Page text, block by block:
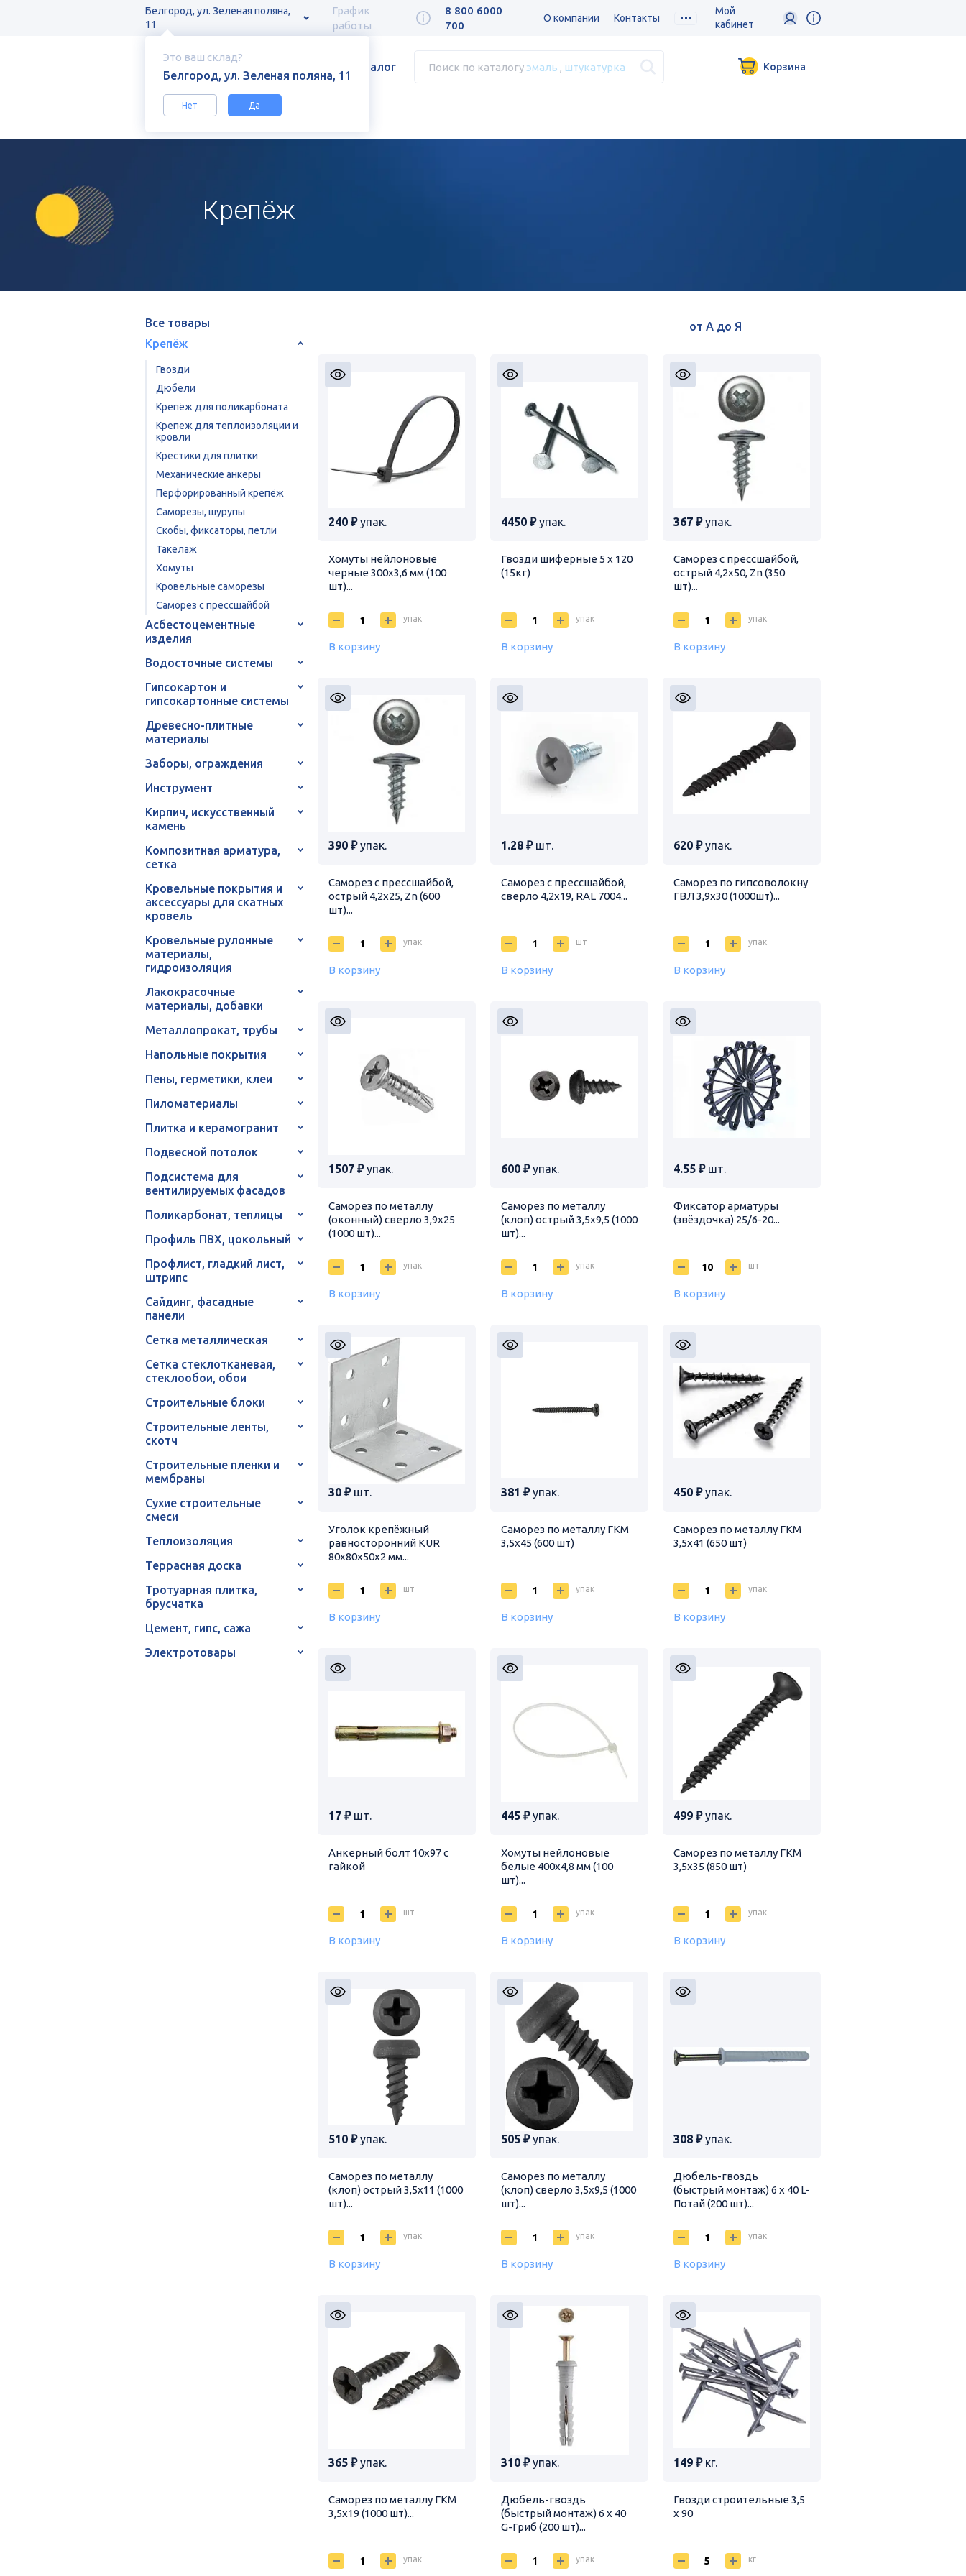
Это ваш склад?
Белгород, ул. Зеленая поляна, 11
Нет Да
Белгород, ул. Зеленая поляна,
11
График
работы
8 800 6000
700
О компании Контакты
Мой
кабинет
Каталог Поиск по каталогу эмаль штукатурка Корзина
Крепёж
Все товары
Крепёж
Гвозди
Дюбели
Крепёж для поликарбоната
Крепеж для теплоизоляции и
кровли
Крестики для плитки
Механические анкеры
Перфорированный крепёж
Саморезы, шурупы
Скобы, фиксаторы, петли
Такелаж
Хомуты
Кровельные саморезы
Саморез с прессшайбой
Асбестоцементные
изделия
Водосточные системы
Гипсокартон и
гипсокартонные системы
Древесно-плитные
материалы
Заборы, ограждения
Инструмент
Кирпич, искусственный
камень
Композитная арматура,
сетка
Кровельные покрытия и
аксессуары для скатных
кровель
Кровельные рулонные
материалы,
гидроизоляция
Лакокрасочные
материалы, добавки
Металлопрокат, трубы
Напольные покрытия
Пены, герметики, клеи
Пиломатериалы
Плитка и керамогранит
Подвесной потолок
Подсистема для
вентилируемых фасадов
Поликарбонат, теплицы
Профиль ПВХ, цокольный
Профлист, гладкий лист,
штрипс
Сайдинг, фасадные
панели
Сетка металлическая
Сетка стеклотканевая,
стеклообои, обои
Строительные блоки
Строительные ленты,
скотч
Строительные пленки и
мембраны
Сухие строительные
смеси
Теплоизоляция
Террасная доска
Тротуарная плитка,
брусчатка
Цемент, гипс, сажа
Электротовары
240 ₽упак.
Хомуты нейлоновые
черные 300х3,6 мм (100
шт)...
упак
В корзину
4450 ₽упак.
Гвозди шиферные 5 х 120
(15кг)
упак
В корзину
367 ₽упак.
Саморез с прессшайбой,
острый 4,2х50, Zn (350
шт)...
упак
В корзину
390 ₽упак.
Саморез с прессшайбой,
острый 4,2х25, Zn (600
шт)...
упак
В корзину
1.28 ₽шт.
Саморез с прессшайбой,
сверло 4,2х19, RAL 7004...
шт
В корзину
620 ₽упак.
Саморез по гипсоволокну
ГВЛ 3,9х30 (1000шт)...
упак
В корзину
1507 ₽упак.
Саморез по металлу
(оконный) сверло 3,9х25
(1000 шт)...
упак
В корзину
600 ₽упак.
Саморез по металлу
(клоп) острый 3,5х9,5 (1000
шт)...
упак
В корзину
4.55 ₽шт.
Фиксатор арматуры
(звёздочка) 25/6-20...
шт
В корзину
30 ₽шт.
Уголок крепёжный
равносторонний KUR
80х80х50х2 мм...
шт
В корзину
381 ₽упак.
Саморез по металлу ГКМ
3,5х45 (600 шт)
упак
В корзину
450 ₽упак.
Саморез по металлу ГКМ
3,5х41 (650 шт)
упак
В корзину
17 ₽шт.
Анкерный болт 10х97 с
гайкой
шт
В корзину
445 ₽упак.
Хомуты нейлоновые
белые 400х4,8 мм (100
шт)...
упак
В корзину
499 ₽упак.
Саморез по металлу ГКМ
3,5х35 (850 шт)
упак
В корзину
510 ₽упак.
Саморез по металлу
(клоп) острый 3,5х11 (1000
шт)...
упак
В корзину
505 ₽упак.
Саморез по металлу
(клоп) сверло 3,5х9,5 (1000
шт)...
упак
В корзину
308 ₽упак.
Дюбель-гвоздь
(быстрый монтаж) 6 х 40 L-
Потай (200 шт)...
упак
В корзину
365 ₽упак.
Саморез по металлу ГКМ
3,5х19 (1000 шт)...
упак
310 ₽упак.
Дюбель-гвоздь
(быстрый монтаж) 6 х 40
G-Гриб (200 шт)...
упак
149 ₽кг.
Гвозди строительные 3,5
х 90
кг